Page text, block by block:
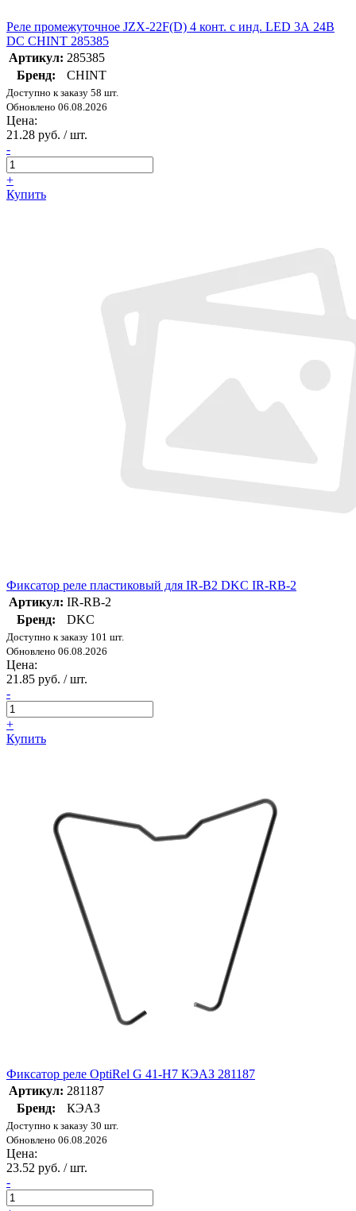
Реле промежуточное JZX-22F(D) 4 конт. с инд. LED 3А 24В
DC CHINT 285385
Артикул: 285385
Бренд:
CHINT
Доступно к заказу 58 шт.
Обновлено 06.08.2026
Цена:
21.28 руб. / шт.
-
+
Купить
Фиксатор реле пластиковый для IR-B2 DKC IR-RB-2
Артикул: IR-RB-2
Бренд:
DKC
Доступно к заказу 101 шт.
Обновлено 06.08.2026
Цена:
21.85 руб. / шт.
-
+
Купить
Фиксатор реле OptiRel G 41-H7 КЭАЗ 281187
Артикул: 281187
Бренд:
КЭАЗ
Доступно к заказу 30 шт.
Обновлено 06.08.2026
Цена:
23.52 руб. / шт.
-